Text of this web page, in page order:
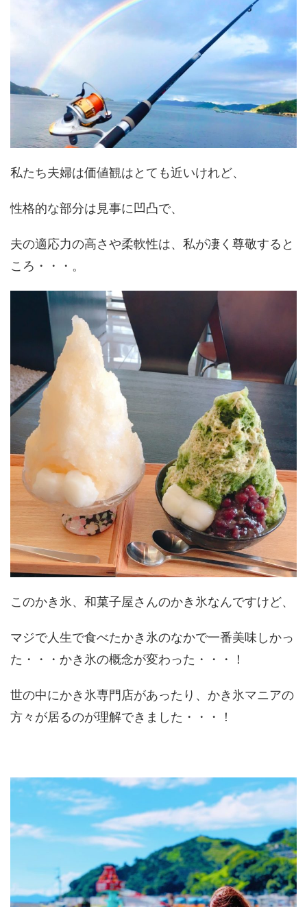
私たち夫婦は価値観はとても近いけれど、
性格的な部分は見事に凹凸で、
夫の適応力の高さや柔軟性は、私が凄く尊敬すると
ころ・・・。
このかき氷、和菓子屋さんのかき氷なんですけど、
マジで人生で食べたかき氷のなかで一番美味しかっ
た・・・かき氷の概念が変わった・・・！
世の中にかき氷専門店があったり、かき氷マニアの
方々が居るのが理解できました・・・！